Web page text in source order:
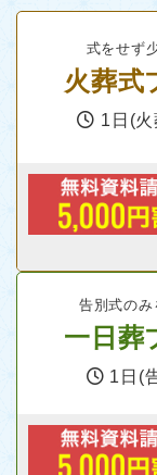
式をせず
火葬式
1日(
告別式のみ
一日葬
1日(